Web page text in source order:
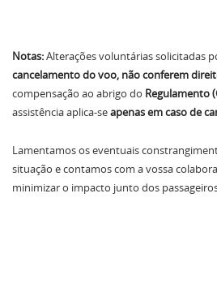
Notas:Alterações voluntárias solicitadas
cancelamento do voo, não conferem
compensação ao abrigo do Regulamento
assistência aplica-seapenas em caso de
Lamentamos os eventuais
situação e contamos com a vossa
minimizar o impacto junto dos